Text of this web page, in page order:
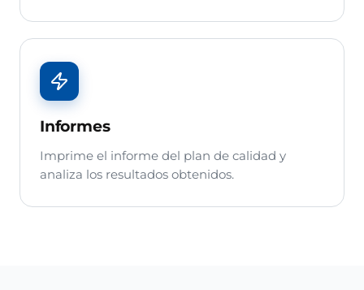
Informes
Imprime el informe del plan de calidad y
analiza los resultados obtenidos.